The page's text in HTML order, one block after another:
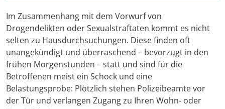
Im Zusammenhang mit dem Vorwurf von
Drogendelikten oder Sexualstraftaten kommt es nicht
selten zu Hausdurchsuchungen. Diese finden oft
unangekündigt und überraschend – bevorzugt in den
frühen Morgenstunden – statt und sind für die
Betroffenen meist ein Schock und eine
Belastungsprobe: Plötzlich stehen Polizeibeamte vor
der Tür und verlangen Zugang zu Ihren Wohn- oder